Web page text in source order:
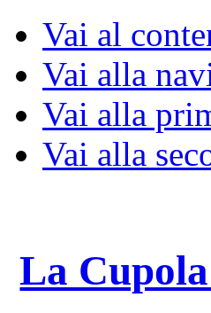
Vai al
Vai alla
Vai alla
Vai alla
La